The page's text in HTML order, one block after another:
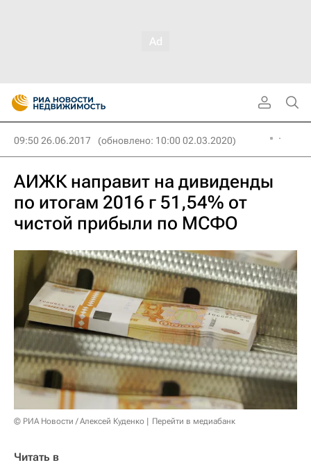
09:50 26.06.2017 (обновлено: 10:00 02.03.2020)
АИЖК направит на дивиденды
по итогам 2016 г 51,54% от
чистой прибыли по МСФО
© РИА Новости / Алексей Куденко Перейти в медиабанк
Читать в